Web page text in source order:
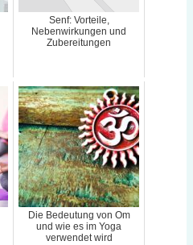
Senf: Vorteile,
Nebenwirkungen und
Zubereitungen
Die Bedeutung von Om
und wie es im Yoga
verwendet wird